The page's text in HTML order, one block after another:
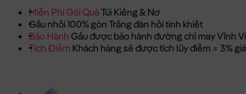
Miễn Phí Gói QuàTúi Kiếng & Nơ
Gấu nhồi 100% gòn Trắng đàn hồi tinh khiết
Bảo Hành Gấu được bảo hành đường chỉ may Vĩnh
Tích Điểm Khách hàng sẽ được tích lũy điểm = 3%